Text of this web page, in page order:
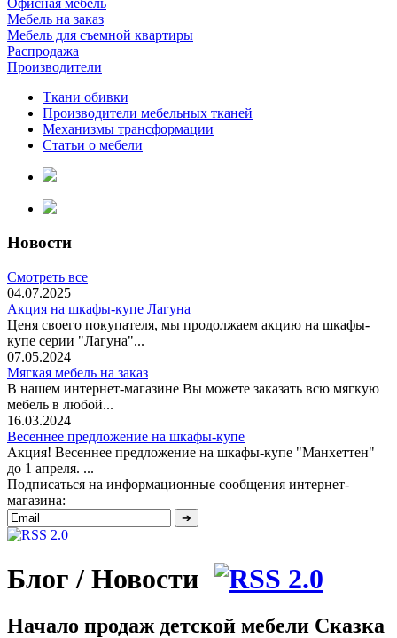
Мебель на заказ
Мебель для съемной квартиры
Распродажа
Производители
Ткани обивки
Производители мебельных тканей
Механизмы трансформации
Статьи о мебели
Новости
Смотреть все
04.07.2025
Акция на шкафы-купе Лагуна
Ценя своего покупателя, мы продолжаем акцию на шкафы-
купе серии "Лагуна"...
07.05.2024
Мягкая мебель на заказ
В нашем интернет-магазине Вы можете заказать всю мягкую
мебель в любой...
16.03.2024
Весеннее предложение на шкафы-купе
Акция! Весеннее предложение на шкафы-купе "Манхеттен"
до 1 апреля. ...
Подписаться на информационные сообщения интернет-
магазина:
Блог / Новости
Начало продаж детской мебели Сказка